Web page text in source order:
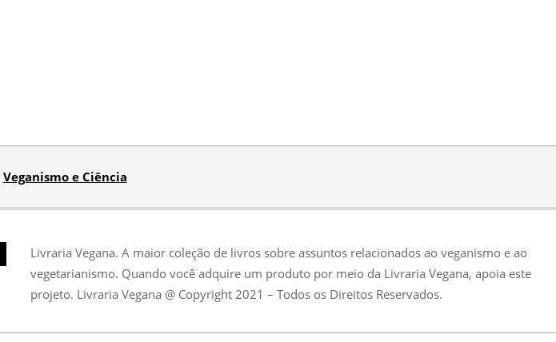
Veganismo e Ciência
Livraria Vegana. A maior coleção de livros sobre assuntos relacionados ao veganismo e ao
vegetarianismo. Quando você adquire um produto por meio da Livraria Vegana, apoia este
projeto. Livraria Vegana @ Copyright 2021 – Todos os Direitos Reservados.